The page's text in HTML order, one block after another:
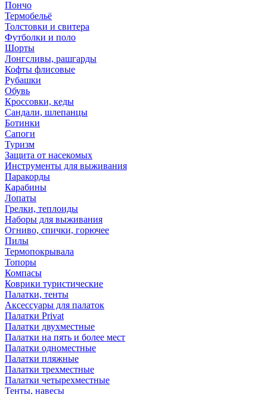
Пончо
Термобельё
Толстовки и свитера
Футболки и поло
Шорты
Лонгсливы, рашгарды
Кофты флисовые
Рубашки
Обувь
Кроссовки, кеды
Сандали, шлепанцы
Ботинки
Сапоги
Туризм
Защита от насекомых
Инструменты для выживания
Паракорды
Карабины
Лопаты
Грелки, теплоиды
Наборы для выживания
Огниво, спички, горючее
Пилы
Термопокрывала
Топоры
Компасы
Коврики туристические
Палатки, тенты
Аксессуары для палаток
Палатки Privat
Палатки двухместные
Палатки на пять и более мест
Палатки одноместные
Палатки пляжные
Палатки трехместные
Палатки четырехместные
Тенты, навесы